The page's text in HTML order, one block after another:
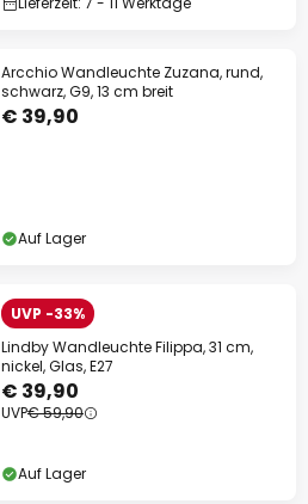
Arcchio Wandleuchte Zuzana, rund,
schwarz, G9, 13 cm breit
€ 39,90
Auf Lager
UVP -33%
Lindby Wandleuchte Filippa, 31 cm,
nickel, Glas, E27
€ 39,90
UVP€ 59,90
Auf Lager